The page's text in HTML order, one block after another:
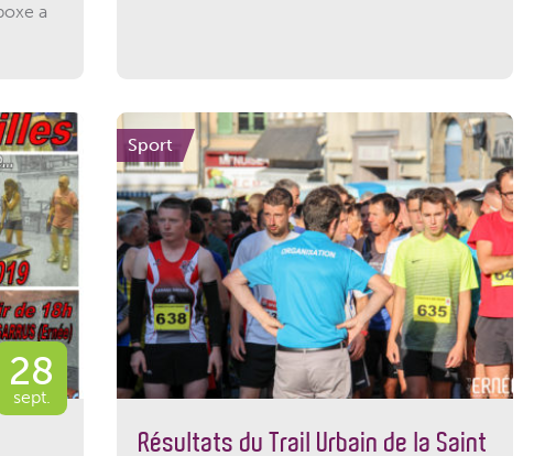
a
28
sept.
Sport
Résultats du Trail Urbain de la Saint